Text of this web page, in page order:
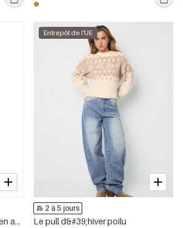
Boucles d&#39;oreilles puces en acier inoxydable, forme géométrique, collection simple pour le quotidien, bijoux pour femmes
Entrepôt de l'UE
2 à 5 jours
Le pull d&#39;hiver poilu